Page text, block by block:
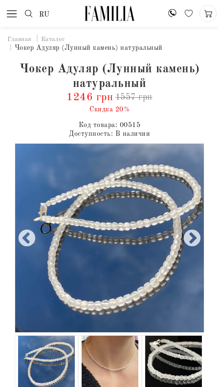
RU
Главная Каталог
Чокер Адуляр (Лунный камень) натуральный
Чокер Адуляр (Лунный камень)
натуральный
1246 грн 1557 грн
Скидка 20%
Код товара: 00515
Доступность: В наличии